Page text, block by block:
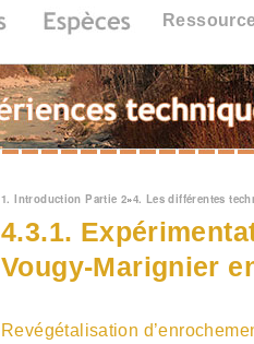
Vous êtes ici
1. Introduction Partie 2»4. Les différentes
4.3.1.
Vougy-Marignier
Revégétalisation